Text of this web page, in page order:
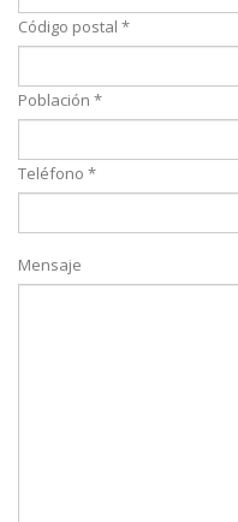
Código postal *
Población *
Teléfono *
Mensaje